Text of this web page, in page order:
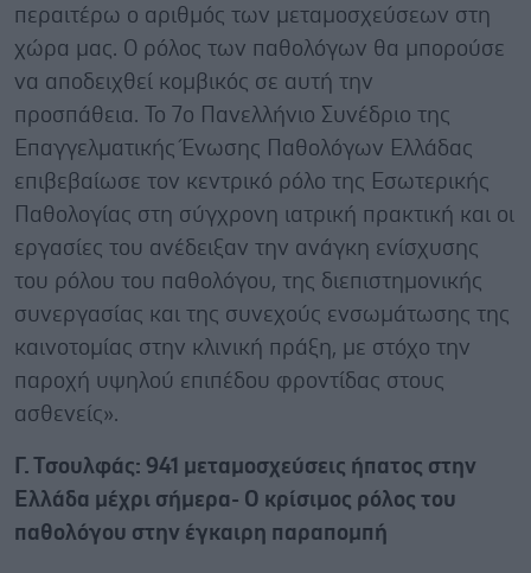
περαιτέρω ο αριθμός των μεταμοσχεύσεων στη
χώρα μας. Ο ρόλος των παθολόγων θα μπορούσε
να αποδειχθεί κομβικός σε αυτή την
προσπάθεια. Το 7ο Πανελλήνιο Συνέδριο της
Επαγγελματικής Ένωσης Παθολόγων Ελλάδας
επιβεβαίωσε τον κεντρικό ρόλο της Εσωτερικής
Παθολογίας στη σύγχρονη ιατρική πρακτική και οι
εργασίες του ανέδειξαν την ανάγκη ενίσχυσης
του ρόλου του παθολόγου, της διεπιστημονικής
συνεργασίας και της συνεχούς ενσωμάτωσης της
καινοτομίας στην κλινική πράξη, με στόχο την
παροχή υψηλού επιπέδου φροντίδας στους
ασθενείς».
Γ. Τσουλφάς: 941 μεταμοσχεύσεις ήπατος στην
Ελλάδα μέχρι σήμερα- Ο κρίσιμος ρόλος του
παθολόγου στην έγκαιρη παραπομπή